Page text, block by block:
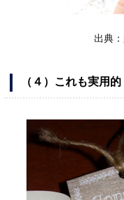
出典：
（４）これも実用